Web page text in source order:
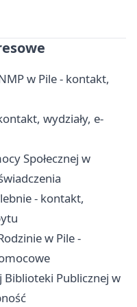
w Pile - kontakt,
wydziały, e-
Społecznej w
- kontakt,
w Pile -
Biblioteki Publicznej w